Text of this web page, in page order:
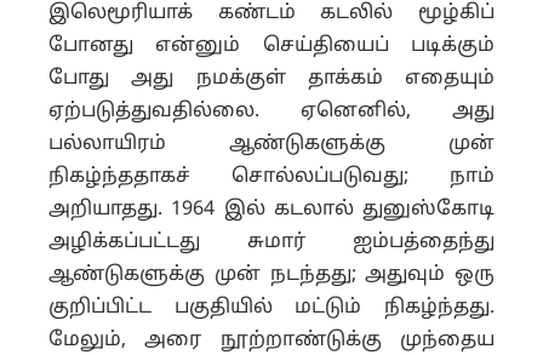
இலெமூரியாக் கண்டம் கடலில் மூழ்கிப்
போனது என்னும் செய்தியைப் படிக்கும்
போது அது நமக்குள் தாக்கம் எதையும்
ஏற்படுத்துவதில்லை. ஏனெனில், அது
பல்லாயிரம் ஆண்டுகளுக்கு முன்
நிகழ்ந்ததாகச் சொல்லப்படுவது; நாம்
அறியாதது. 1964 இல் கடலால் துனுஸ்கோடி
அழிக்கப்பட்டது சுமார் ஐம்பத்தைந்து
ஆண்டுகளுக்கு முன் நடந்தது; அதுவும் ஒரு
குறிப்பிட்ட பகுதியில் மட்டும் நிகழ்ந்தது.
மேலும், அரை நூற்றாண்டுக்கு முந்தைய